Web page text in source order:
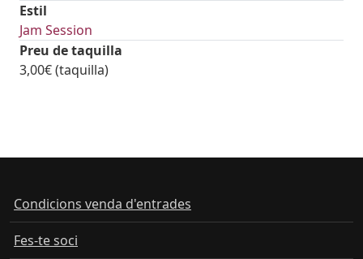
Estil
Jam Session
Preu de taquilla
3,00€ (taquilla)
Condicions venda d'entrades
Fes-te soci